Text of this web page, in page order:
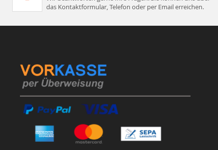
das Kontaktformular, Telefon oder per Email erreichen.